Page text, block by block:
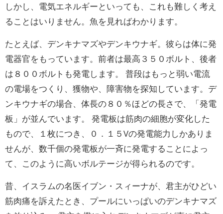
しかし、電気エネルギーといっても、これも難しく考え
ることはいりません。魚を見ればわかります。
たとえば、デンキナマズやデンキウナギ。彼らは体に発
電器官をもっています。前者は最高３５０ボルト、後者
は８００ボルトも発電します。 普段はもっと弱い電流
の電場をつくり、獲物や、障害物を探知しています。デ
ンキウナギの場合、体長の８０％ほどの長さで、「発電
板」が並んでいます。 発電板は筋肉の細胞が変化した
もので、１枚につき、０．１５Vの発電能力しかありま
せんが、数千個の発電板が一斉に発電することによっ
て、このように高いボルテージが得られるのです。
昔、イスラムの名医イブン・スィーナが、君主がひどい
筋肉痛を訴えたとき、プールにいっぱいのデンキナマズ